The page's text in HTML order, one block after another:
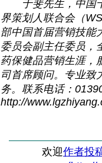
于斐先生，中国
界策划人联合会（
部中国首届营销技能
委员会副主任委员，
药保健品营销生涯，
司首席顾问。专业致
务。联系电话：
http://www.lgzhiyang
欢迎作者投